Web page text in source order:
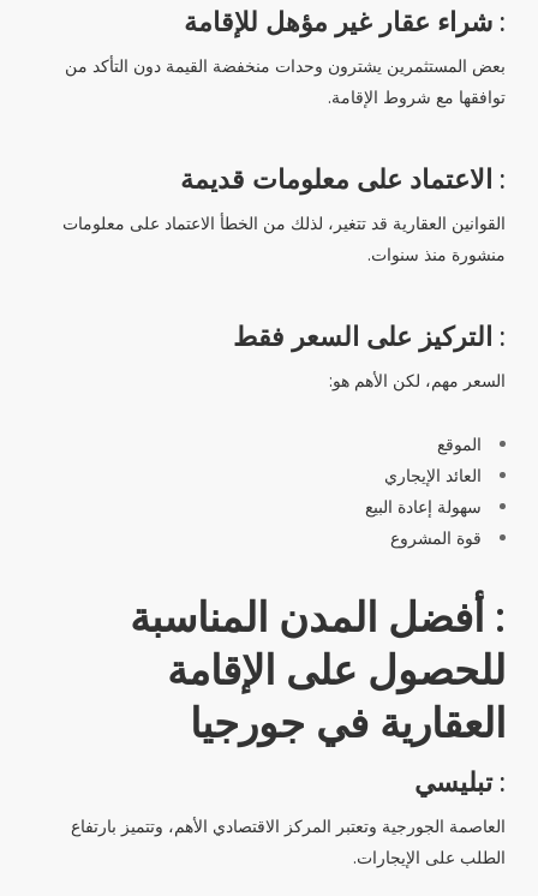
: شراء عقار غير مؤهل للإقامة
بعض المستثمرين يشترون وحدات منخفضة القيمة دون التأكد من
توافقها مع شروط الإقامة.
: الاعتماد على معلومات قديمة
القوانين العقارية قد تتغير، لذلك من الخطأ الاعتماد على معلومات
منشورة منذ سنوات.
: التركيز على السعر فقط
السعر مهم، لكن الأهم هو:
الموقع
العائد الإيجاري
سهولة إعادة البيع
قوة المشروع
: أفضل المدن المناسبة
للحصول على الإقامة
العقارية في جورجيا
: تبليسي
العاصمة الجورجية وتعتبر المركز الاقتصادي الأهم، وتتميز بارتفاع
الطلب على الإيجارات.